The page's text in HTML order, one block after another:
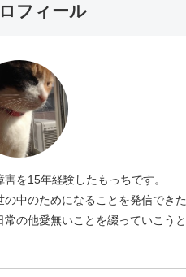
フィール
害を15年経験したもっちです。
の中のためになることを発信でき
常の他愛無いことを綴っていこうと